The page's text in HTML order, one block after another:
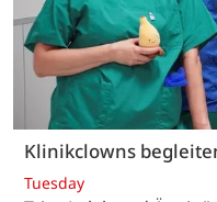
Klinikclowns
Tuesday